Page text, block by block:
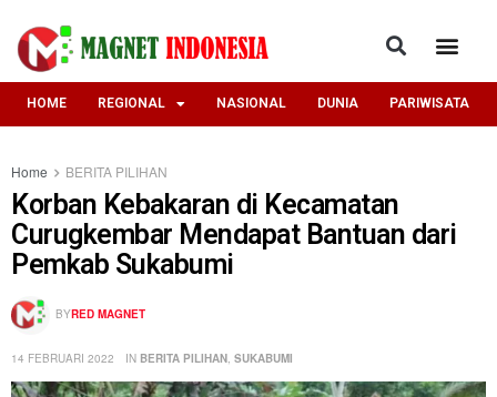
HOME REGIONAL NASIONAL DUNIA PARIWISATA
Home BERITA PILIHAN
Korban Kebakaran di Kecamatan
Curugkembar Mendapat Bantuan dari
Pemkab Sukabumi
BYRED MAGNET
14 FEBRUARI 2022 IN BERITA PILIHAN SUKABUMI